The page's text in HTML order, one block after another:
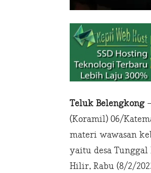
Teluk Belengkong
(Koramil) 06/
materi wawasan
yaitu desa
Hilir, Rabu (8/2/